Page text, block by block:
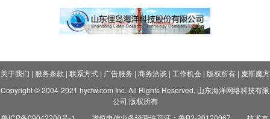
关于我们 | 服务条款 | 联系方式| 广告服务 | 商务洽谈 | 工作机会| 版权所有| 麦斯魔方
Copyright © 2004-2021 hycfw.com Inc. All Rights Reserved. 山东海洋网络科技有限
公司 版权所有